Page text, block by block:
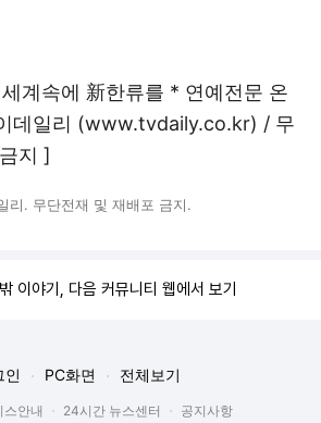
계속에 新한류를 * 연예전문 온
데일리 (www.tvdaily.co.kr) / 무
지 ]
. 무단전재 및 재배포 금지.
이야기, 다음 커뮤니티 웹에서 보기
인 PC화면 전체보기
스안내 24시간 뉴스센터
공지사항